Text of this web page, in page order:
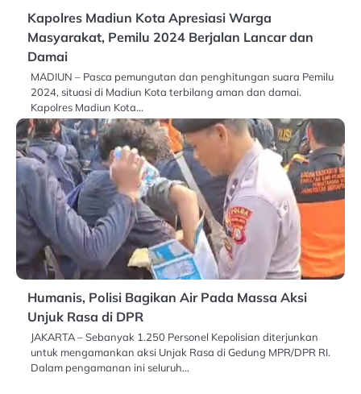
Kapolres Madiun Kota Apresiasi Warga
Masyarakat, Pemilu 2024 Berjalan Lancar dan
Damai
MADIUN – Pasca pemungutan dan penghitungan suara Pemilu
2024, situasi di Madiun Kota terbilang aman dan damai.
Kapolres Madiun Kota…
Humanis, Polisi Bagikan Air Pada Massa Aksi
Unjuk Rasa di DPR
JAKARTA – Sebanyak 1.250 Personel Kepolisian diterjunkan
untuk mengamankan aksi Unjak Rasa di Gedung MPR/DPR RI.
Dalam pengamanan ini seluruh…